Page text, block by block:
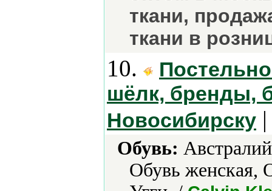
ткани,
ткани в
10.
шёлк, бренды,
Новосибирску
Обувь:
Обувь женская,